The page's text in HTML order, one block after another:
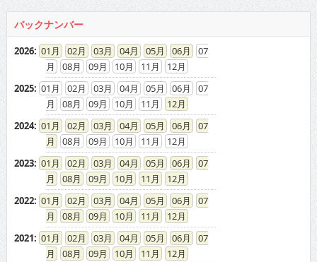
2021
02 03 04 05 06
07
08
2020: 01 02 03 04 05 06
07
08
09 10 11
12
2019: 01 02 03 04 05 06
07
08
09 10 11
12
2018
01 02 03 04 05 06
07
08
09 10 11
12
2017
01 02 03 04 05 06
07
08
09 10 11
12
2016
01 02 03 04 05 06
07
08
09 10 11
12
2015
01 02 03 04 05 06
07
08
09 10 11
12